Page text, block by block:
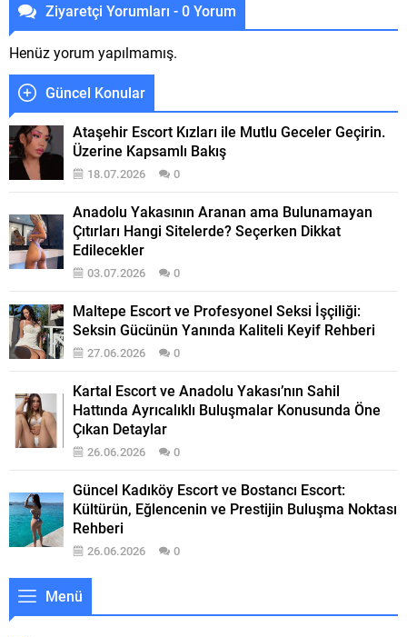
Ziyaretçi Yorumları - 0 Yorum
Henüz yorum yapılmamış.
Güncel Konular
Ataşehir Escort Kızları ile Mutlu Geceler Geçirin.
Üzerine Kapsamlı Bakış
18.07.2026 0
Anadolu Yakasının Aranan ama Bulunamayan
Çıtırları Hangi Sitelerde? Seçerken Dikkat
Edilecekler
03.07.2026 0
Maltepe Escort ve Profesyonel Seksi İşçiliği:
Seksin Gücünün Yanında Kaliteli Keyif Rehberi
27.06.2026 0
Kartal Escort ve Anadolu Yakası’nın Sahil
Hattında Ayrıcalıklı Buluşmalar Konusunda Öne
Çıkan Detaylar
26.06.2026 0
Güncel Kadıköy Escort ve Bostancı Escort:
Kültürün, Eğlencenin ve Prestijin Buluşma Noktası
Rehberi
26.06.2026 0
Menü